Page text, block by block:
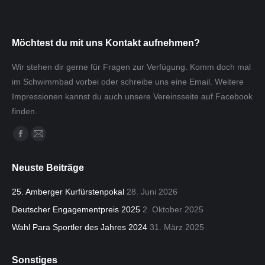
Möchtest du mit uns Kontakt aufnehmen?
Wir stehen dir gerne für Fragen zur Verfügung. Komm doch mal
im Schwimmbad vorbei oder schreibe uns eine Email. Weitere
Impressionen kannst du auch unsere Vereinsseite auf Facebook
finden.
Finden Sie uns auf:
Facebook
opens
in
E-
page
opens
window
Neuste Beiträge
25. Amberger Kurfürstenpokal 28. Juni 2026
Deutscher Engagementpreis 2025 2. Oktober 2025
Wahl Para Sportler des Jahres 2024 31. März 2025
Sonstiges